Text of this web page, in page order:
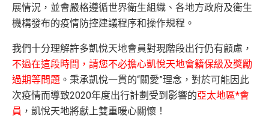
展情況，並會嚴格遵循世界衛生組織、各地方政府及衛生
機構發布的疫情防控建議程序和操作規程。
我們十分理解許多凱悅天地會員對現階段出行仍有顧慮，
不過在這段時間，請您不必擔心凱悅天地會籍保級及獎勵
過期等問題 。秉承凱悅一貫的“關愛”理念，對於可能因此
次疫情而導致2020年度出行計劃受到影響的亞太地區*會
員 ，凱悅天地將獻上雙重暖心關懷！